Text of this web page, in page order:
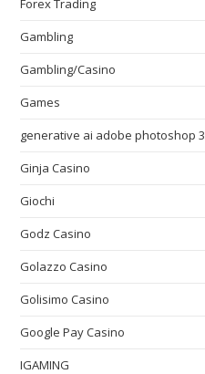
Forex Trading
Gambling
Gambling/Casino
Games
generative ai adobe photoshop 3
Ginja Casino
Giochi
Godz Casino
Golazzo Casino
Golisimo Casino
Google Pay Casino
IGAMING